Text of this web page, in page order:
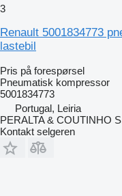
3
Renault 5001834773
lastebil
Pris på forespørsel
Pneumatisk kompressor
5001834773
Portugal, Leiria
PERALTA & COUTINHO
Kontakt selgeren